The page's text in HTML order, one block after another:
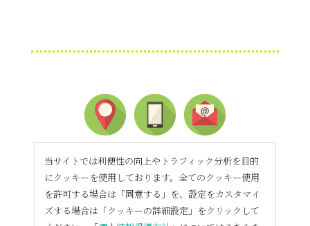
当サイトでは利便性の向上やトラフィック分析を目的
にクッキーを使用しております。全てのクッキー使用
を許可する場合は「同意する」を、設定をカスタマイ
ズする場合は「クッキーの詳細設定」をクリックして